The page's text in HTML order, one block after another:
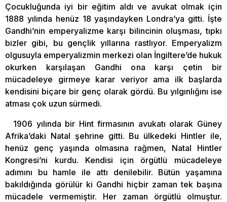
Çocukluğunda iyi bir eğitim aldı ve avukat olmak için
1888 yılında henüz 18 yaşındayken Londra’ya gitti. İşte
Gandhi’nin emperyalizme karşı bilincinin oluşması, tıpkı
bizler gibi, bu gençlik yıllarına rastlıyor. Emperyalizm
olgusuyla emperyalizmin merkezi olan İngiltere’de hukuk
okurken karşılaşan Gandhi ona karşı çetin bir
mücadeleye girmeye karar veriyor ama ilk başlarda
kendisini biçare bir genç olarak gördü. Bu yılgınlığını ise
atması çok uzun sürmedi.
1906 yılında bir Hint firmasının avukatı olarak Güney
Afrika’daki Natal şehrine gitti. Bu ülkedeki Hintler ile,
henüz genç yaşında olmasına rağmen, Natal Hintler
Kongresi’ni kurdu. Kendisi için örgütlü mücadeleye
adımını bu hamle ile attı denilebilir. Bütün yaşamına
bakıldığında görülür ki Gandhi hiçbir zaman tek başına
mücadele vermemiştir. Her zaman örgütlü olmuştur.